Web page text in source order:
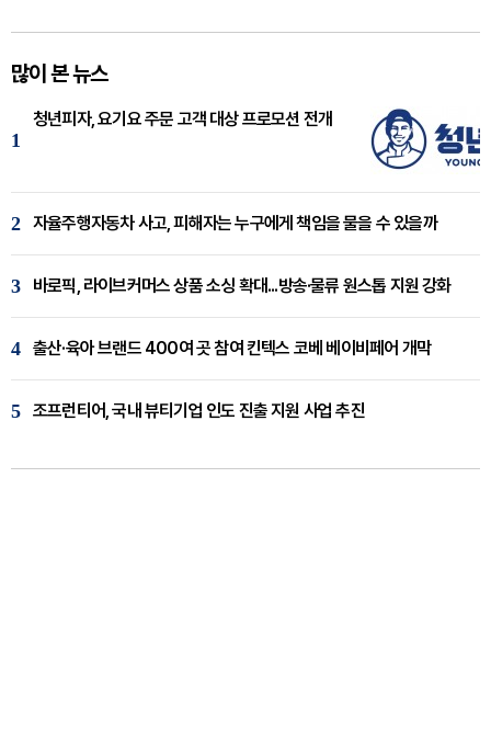
많이 본 뉴스
1
청년피자, 요기요 주문 고객 대상 프로모션 전개
2 자율주행자동차 사고, 피해자는 누구에게 책임을 물을 수 있을까
3 바로픽, 라이브커머스 상품 소싱 확대...방송·물류 원스톱 지원 강화
4 출산·육아 브랜드 400여 곳 참여 킨텍스 코베 베이비페어 개막
5 조프런티어, 국내 뷰티기업 인도 진출 지원 사업 추진